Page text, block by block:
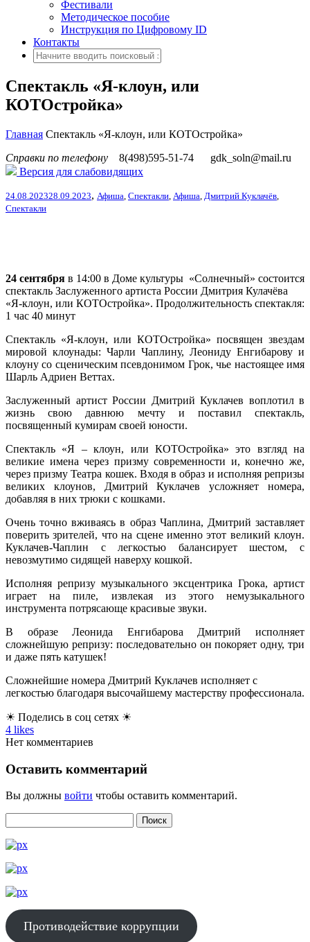
Фестивали
Методическое пособие
Инструкция по Цифровому ID
Контакты
Спектакль «Я-клоун, или
КОТОстройка»
Главная Спектакль «Я-клоун, или КОТОстройка»
Справки по телефону
8(498)595-51-74
gdk_soln@mail.ru
Версия для слабовидящих
24.08.202328.09.2023, Афиша Спектакли Афиша Дмитрий Куклачёв
Спектакли
24 сентября в 14:00 в Доме культуры «Солнечный» состоится
спектакль Заслуженного артиста России Дмитрия Кулачёва
«Я-клоун, или КОТОстройка». Продолжительность спектакля:
1 час 40 минут
Спектакль «Я-клоун, или КОТОстройка» посвящен звездам
мировой клоунады: Чарли Чаплину, Леониду Енгибарову и
клоуну со сценическим псевдонимом Грок, чье настоящее имя
Шарль Адриен Веттах.
Заслуженный артист России Дмитрий Куклачев воплотил в
жизнь свою давнюю мечту и поставил спектакль,
посвященный кумирам своей юности.
Спектакль «Я – клоун, или КОТОстройка» это взгляд на
великие имена через призму современности и, конечно же,
через призму Театра кошек. Входя в образ и исполняя репризы
великих клоунов, Дмитрий Куклачев усложняет номера,
добавляя в них трюки с кошками.
Очень точно вживаясь в образ Чаплина, Дмитрий заставляет
поверить зрителей, что на сцене именно этот великий клоун.
Куклачев-Чаплин с легкостью балансирует шестом, с
невозмутимо сидящей наверху кошкой.
Исполняя репризу музыкального эксцентрика Грока, артист
играет на пиле, извлекая из этого немузыкального
инструмента потрясающе красивые звуки.
В образе Леонида Енгибарова Дмитрий исполняет
сложнейшую репризу: последовательно он покоряет одну, три
и даже пять катушек!
Сложнейшие номера Дмитрий Куклачев исполняет с
легкостью благодаря высочайшему мастерству профессионала.
☀ Поделись в соц сетях ☀
4 likes
Нет комментариев
Оставить комментарий
Вы должны войти чтобы оставить комментарий.
Противодействие коррупции